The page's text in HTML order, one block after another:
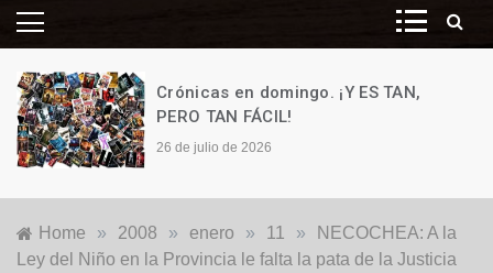
Crónicas en domingo. ¡Y ES TAN,
PERO TAN FÁCIL!
26 de julio de 2026
Home » 2008 » enero » 11 »
NECOCHEA: A la
Ley del Niño en la Provincia le falta la pata de la Justicia